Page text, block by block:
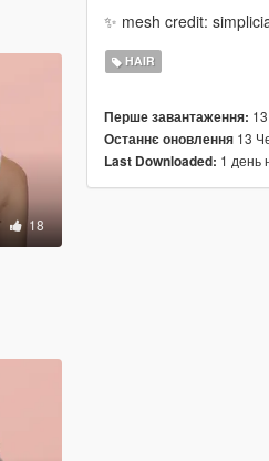
18
✨ mesh credit:
HAIR
Перше завантаження:
Останнє оновлення13
Last Downloaded: 1 день